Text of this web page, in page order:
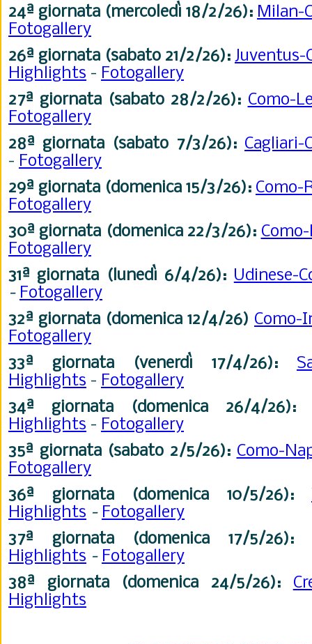
24ª giornata (mercoledì 18/2/26): Milan-
Fotogallery
26ª giornata (sabato 21/2/26): Juventus-
Highlights - Fotogallery
27ª giornata (sabato 28/2/26): Como-
Fotogallery
28ª giornata (sabato 7/3/26):
- Fotogallery
29ª giornata (domenica 15/3/26): Como-
Fotogallery
30ª giornata (domenica 22/3/26):
Fotogallery
31ª giornata (lunedì 6/4/26): Udinese-
- Fotogallery
32ª giornata (domenica 12/4/26)
Fotogallery
33ª giornata (venerdì 17/4/26):
Highlights - Fotogallery
34ª giornata (domenica 26/4/26):
Highlights - Fotogallery
35ª giornata (sabato 2/5/26): Como-
Fotogallery
36ª giornata (domenica 10/5/26):
Highlights - Fotogallery
37ª giornata(domenica 17/5/26):
Highlights - Fotogallery
38ª giornata (domenica 24/5/26):
Highlights